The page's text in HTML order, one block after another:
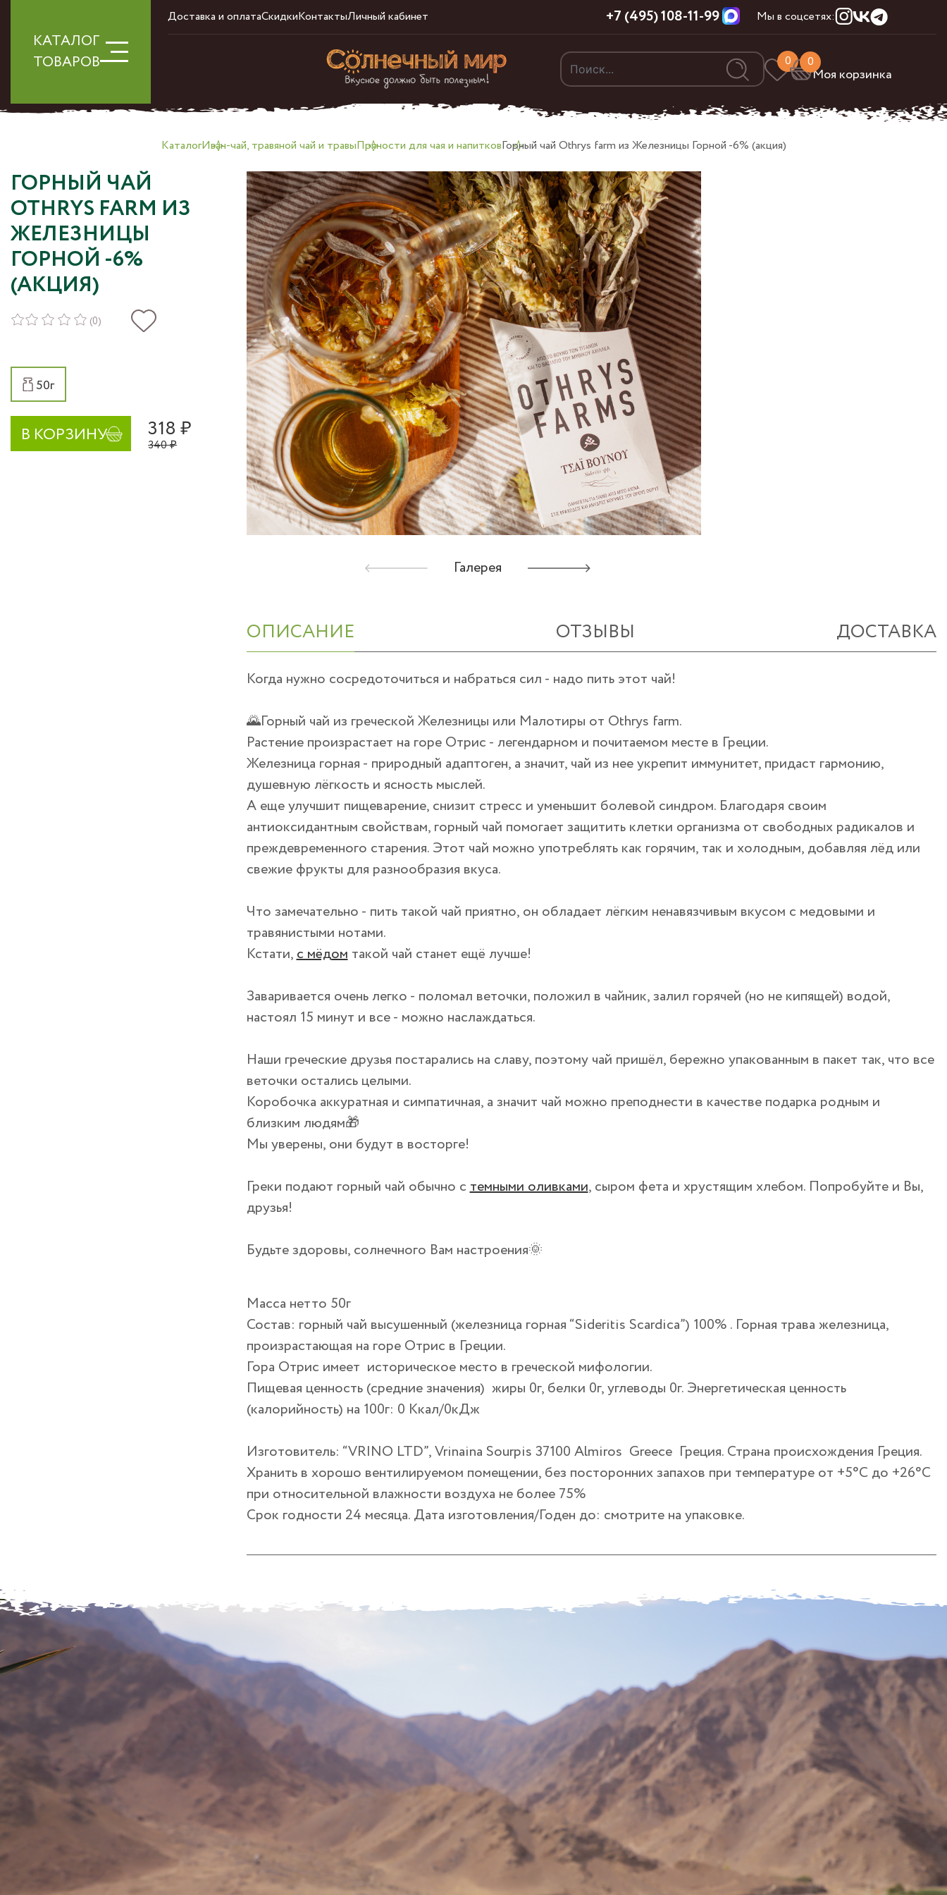
КАТАЛОГ
ТОВАРОВ
Доставка и оплатаСкидкиКонтактыЛичный кабинет +7 (495) 108-11-99 Мы в соцсетях:
0 0
Моя корзинка
КаталогИван-чай, травяной чай и травыПряности для чая и напитковГорный чай Othrys farm из Железницы Горной -6% (акция)
ГОРНЫЙ ЧАЙ
OTHRYS FARM ИЗ
ЖЕЛЕЗНИЦЫ
ГОРНОЙ -6%
(АКЦИЯ)
(0)
50г
В КОРЗИНУ 318 ₽
340 ₽
Галерея
ОПИСАНИЕ ОТЗЫВЫ ДОСТАВКА
Когда нужно сосредоточиться и набраться сил - надо пить этот чай!
🌄Горный чай из греческой Железницы или Малотиры от Othrys farm.
Растение произрастает на горе Отрис - легендарном и почитаемом месте в Греции.
Железница горная - природный адаптоген, а значит, чай из нее укрепит иммунитет, придаст гармонию,
душевную лёгкость и ясность мыслей.
А еще улучшит пищеварение, снизит стресс и уменьшит болевой синдром. Благодаря своим
антиоксидантным свойствам, горный чай помогает защитить клетки организма от свободных радикалов и
преждевременного старения. Этот чай можно употреблять как горячим, так и холодным, добавляя лёд или
свежие фрукты для разнообразия вкуса.
Что замечательно - пить такой чай приятно, он обладает лёгким ненавязчивым вкусом с медовыми и
травянистыми нотами.
Кстати,с мёдомтакой чай станет ещё лучше!
Заваривается очень легко - поломал веточки, положил в чайник, залил горячей (но не кипящей) водой,
настоял 15 минут и все - можно наслаждаться.
Наши греческие друзья постарались на славу, поэтому чай пришёл, бережно упакованным в пакет так, что все
веточки остались целыми.
Коробочка аккуратная и симпатичная, а значит чай можно преподнести в качестве подарка родным и
близким людям🎁
Мы уверены, они будут в восторге!
Греки подают горный чай обычно стемными оливками, сыром фета и хрустящим хлебом. Попробуйте и Вы,
друзья!
Будьте здоровы, солнечного Вам настроения🌞
Масса нетто 50г
Состав: горный чай высушенный (железница горная “Sideritis Scardica”) 100% . Горная трава железница,
произрастающая на горе Отрис в Греции.
Гора Отрис имеет историческое место в греческой мифологии.
Пищевая ценность (средние значения) жиры 0г, белки 0г, углеводы 0г. Энергетическая ценность
(калорийность) на 100г: 0 Ккал/0кДж
Изготовитель: “VRINO LTD”, Vrinaina Sourpis 37100 Almiros Greece Греция. Страна происхождения Греция.
Хранить в хорошо вентилируемом помещении, без посторонних запахов при температуре от +5°С до +26°С
при относительной влажности воздуха не более 75%
Срок годности 24 месяца. Дата изготовления/Годен до: смотрите на упаковке.